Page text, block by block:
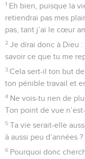
1 Eh bien, puisque la
retiendrai pas mes
pas, tant j’ai le cœur
2 Je dirai donc à Dieu
savoir ce que tu me
3 Cela sert-il ton but
ton pénible travail et
4 Ne vois-tu rien de
Ton point de vue
5 Ta vie serait-elle
à aussi peu d’années ?
6 Pourquoi donc